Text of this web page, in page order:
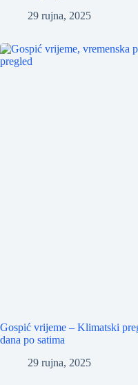
29 rujna, 2025
Gospić vrijeme – Klimatski
dana po satima
29 rujna, 2025